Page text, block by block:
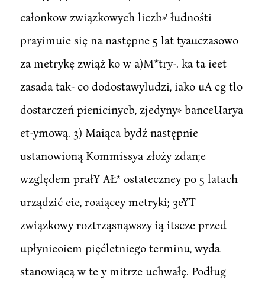
całonkow związkowych liczb»' łudnośti
prayimuie się na następne 5 lat tyauczasowo
za metrykę zwiąż ko w a)M*try-. ka ta ieet
zasada tak- co dodostawyludzi, iako uA cg tlo
dostarczeń pienicinycb, zjedyny» banceUarya
et-ymową. 3) Maiąca bydź następnie
ustanowioną Kommissya złoży zdan;e
względem prałY AŁ* ostateczney po 5 latach
urządzić eie, roaiącey metryki; 3eYT
związkowy roztrząsnąwszy ią itscze przed
upłynieoiem pięćletniego terminu, wyda
stanowiącą w te y mitrze uchwałę. Podług